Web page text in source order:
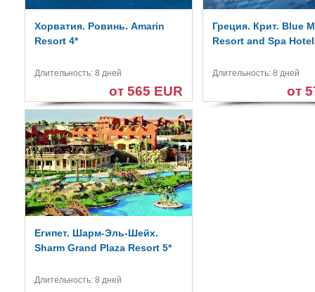
Хорватия. Ровинь. Amarin
Resort 4*
Длительность: 8 дней
от 565 EUR
Греция. Крит. Blue
Resort and Spa
Длительность: 8 дней
от
Египет. Шарм-Эль-Шейх.
Sharm Grand Plaza Resort 5*
Длительность: 8 дней